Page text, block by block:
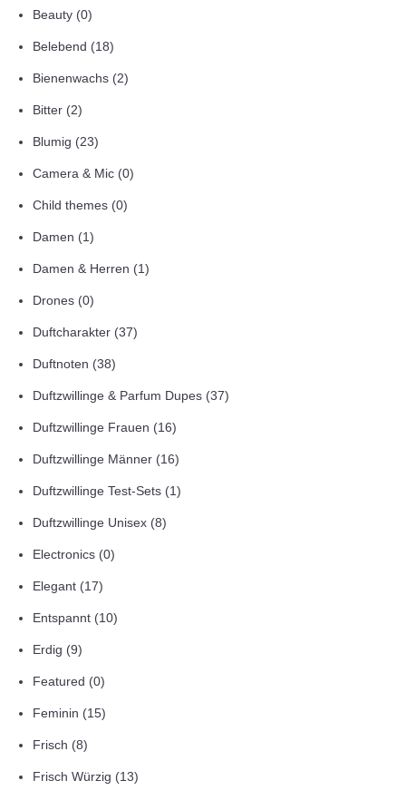
Beauty (0)
Belebend (18)
Bienenwachs (2)
Bitter (2)
Blumig (23)
Camera & Mic (0)
Child themes (0)
Damen (1)
Damen & Herren (1)
Drones (0)
Duftcharakter (37)
Duftnoten (38)
Duftzwillinge & Parfum Dupes (37)
Duftzwillinge Frauen (16)
Duftzwillinge Männer (16)
Duftzwillinge Test-Sets (1)
Duftzwillinge Unisex (8)
Electronics (0)
Elegant (17)
Entspannt (10)
Erdig (9)
Featured (0)
Feminin (15)
Frisch (8)
Frisch Würzig (13)